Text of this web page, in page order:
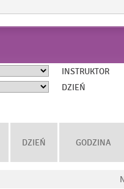
INSTRUKTOR
DZIEŃ
DZIEŃ GODZINA